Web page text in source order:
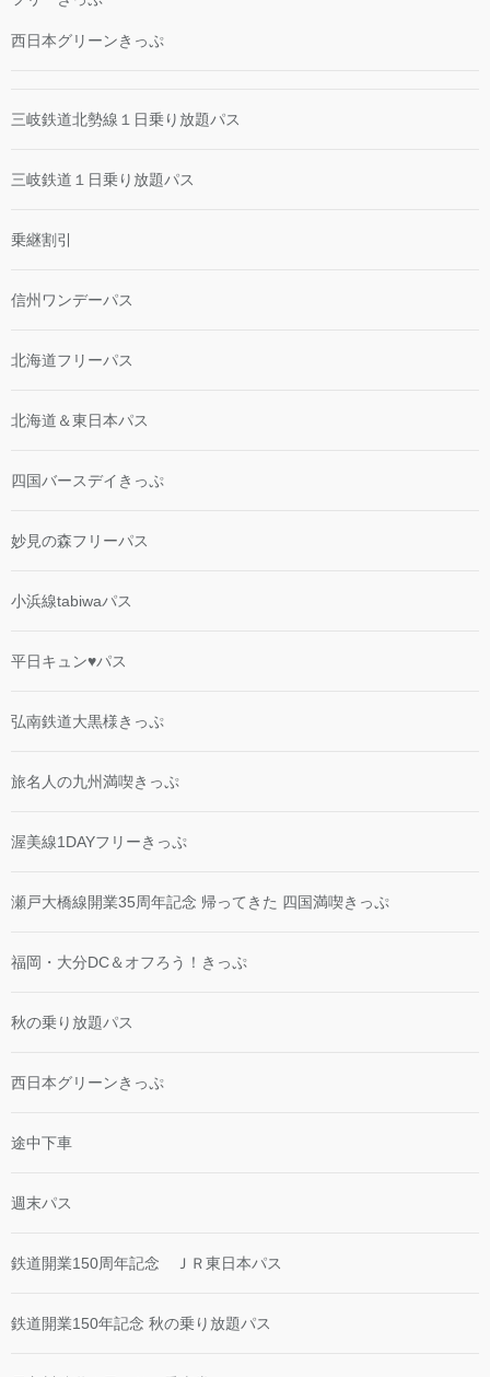
西日本グリーンきっぷ
三岐鉄道北勢線１日乗り放題パス
三岐鉄道１日乗り放題パス
乗継割引
信州ワンデーパス
北海道フリーパス
北海道＆東日本パス
四国バースデイきっぷ
妙見の森フリーパス
小浜線tabiwaパス
平日キュン♥パス
弘南鉄道大黒様きっぷ
旅名人の九州満喫きっぷ
渥美線1DAYフリーきっぷ
瀬戸大橋線開業35周年記念 帰ってきた 四国満喫きっぷ
福岡・大分DC＆オフろう！きっぷ
秋の乗り放題パス
西日本グリーンきっぷ
途中下車
週末パス
鉄道開業150周年記念 ＪＲ東日本パス
鉄道開業150年記念 秋の乗り放題パス